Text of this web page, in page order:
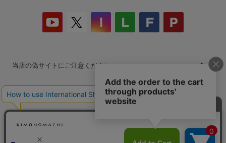
当店の偽サイトにご注意ください
商品の無断販売・転売の禁止について